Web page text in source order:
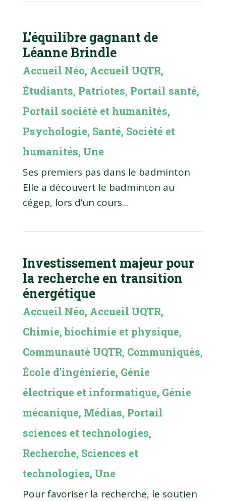
L’équilibre gagnant de
Léanne Brindle
Accueil Néo, Accueil UQTR,
Étudiants, Patriotes, Portail santé,
Portail société et humanités,
Psychologie, Santé, Société et
humanités, Une
Ses premiers pas dans le badminton
Elle a découvert le badminton au
cégep, lors d’un cours...
Investissement majeur pour
la recherche en transition
énergétique
Accueil Néo, Accueil UQTR,
Chimie, biochimie et physique,
Communauté UQTR, Communiqués,
École d'ingénierie, Génie
électrique et informatique, Génie
mécanique, Médias, Portail
sciences et technologies,
Recherche, Sciences et
technologies, Une
Pour favoriser la recherche, le soutien